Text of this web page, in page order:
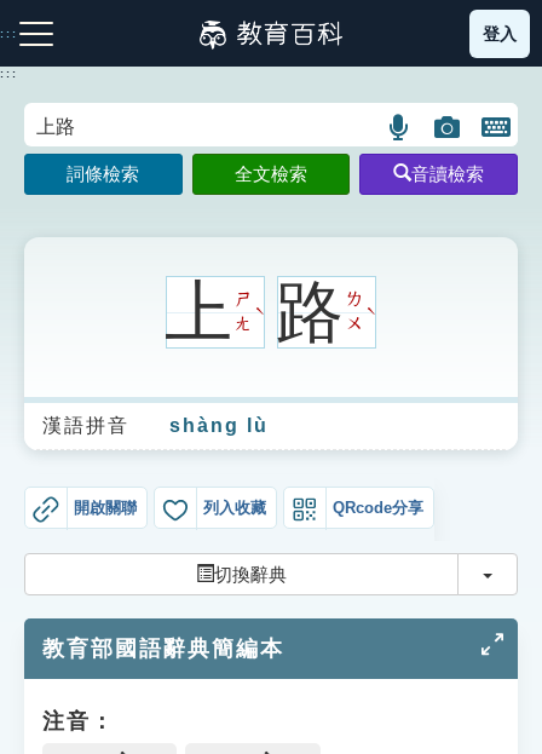
到
主
:::
注音索引圖示 筆畫索引圖示 部首索引表圖示
生字詞彙表
成語故事
索引選單
單字索引
登入
:::
語
言
搜
圖
片
搜
開
鍵
圖
詞條檢索 全文檢索 音讀檢索
上ㄕ
ㄤ
ˋ 路ㄌ
ㄨ
ˋ
漢語拼音 shàng lù
開啟關聯 列入收藏 QRcode分享
切換辭典 切換
教育部國語辭典簡編本
注音：